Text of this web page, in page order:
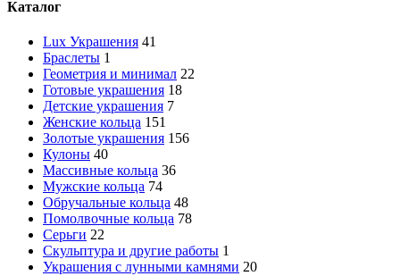
Каталог
Lux Украшения 41
Браслеты 1
Геометрия и минимал 22
Готовые украшения 18
Детские украшения 7
Женские кольца 151
Золотые украшения 156
Кулоны 40
Массивные кольца 36
Мужские кольца 74
Обручальные кольца 48
Помолвочные кольца 78
Серьги 22
Скульптура и другие работы 1
Украшения с лунными камнями 20